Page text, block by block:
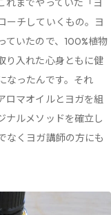
れまでやっていた「ヨ
ーチしていくもの。ヨ
ていたので、100%植物
り入れた心身ともに健
なったんです。それ
ロマオイルとヨガを組
ナルメソッドを確立し
なくヨガ講師の方にも